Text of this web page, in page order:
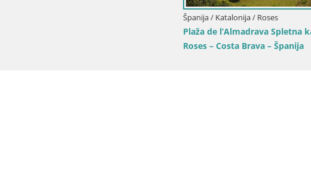
Španija / Katalonija / Roses
Plaža de l’Almadrava Spletna
Roses – Costa Brava – Španija